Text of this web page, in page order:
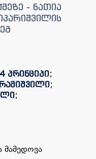
- ნათია
4 პრინციპი;
;
;
მამედოვა